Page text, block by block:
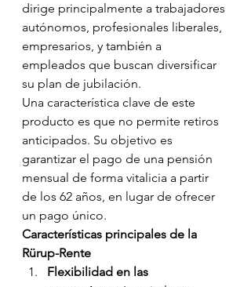
dirige principalmente a trabajadores
autónomos, profesionales liberales,
empresarios, y también a
empleados que buscan diversificar
su plan de jubilación.
Una característica clave de este
producto es que no permite retiros
anticipados. Su objetivo es
garantizar el pago de una pensión
mensual de forma vitalicia a partir
de los 62 años, en lugar de ofrecer
un pago único.
Características principales de la
Rürup-Rente
Flexibilidad en las